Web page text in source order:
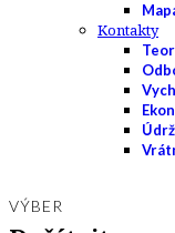
Kontakty
VÝBER